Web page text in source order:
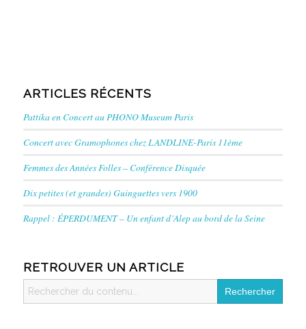
ARTICLES RÉCENTS
Pattika en Concert au PHONO Museum Paris
Concert avec Gramophones chez LANDLINE-Paris 11ème
Femmes des Années Folles – Conférence Disquée
Dix petites (et grandes) Guinguettes vers 1900
Rappel : ÉPERDUMENT – Un enfant d’Alep au bord de la Seine
RETROUVER UN ARTICLE
Search
for: